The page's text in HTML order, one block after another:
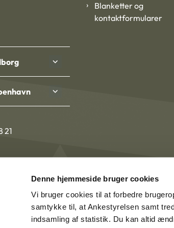
Denne hjemmeside bruger cookies
Vi bruger cookies til at forbedre
samtykke til, at Ankestyrelsen samt
indsamling af statistik. Du kan altid
21
Blanketter og
kontaktformularer